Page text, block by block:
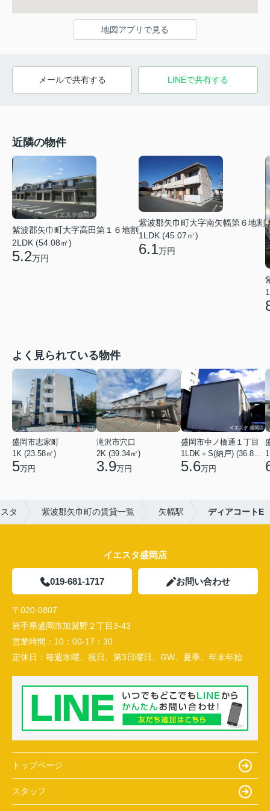
地図アプリで見る
メールで共有する LINEで共有する
近隣の物件
紫波郡矢巾町大字高田第１６地割
2LDK (54.08㎡)
5.2万円
紫波郡矢巾町大字南矢幅第６地割
1LDK (45.07㎡)
6.1万円
よく見られている物件
盛岡市志家町
1K (23.58㎡)
5万円
滝沢市穴口
2K (39.34㎡)
3.9万円
盛岡市中ノ橋通１丁目
5.6万円
タ 紫波郡矢巾町の賃貸一覧 矢幅駅 ディアコートE
イエスタ盛岡店
019-681-1717 お問い合わせ
〒020-0807
岩手県盛岡市加賀野２丁目3-43
営業時間： 10：00-17：30
定休日： 毎週水曜、祝日、第3日曜日、GW、夏季、年末年始
トップページ
スタッフ